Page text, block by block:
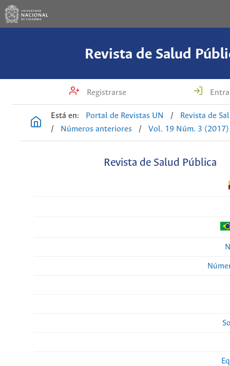
Revista de Salud
Registrarse
Está en: Portal de Revistas UN /
Revista de
/
Números anteriores / Vol. 19 Núm. 3 (2017)
Revista de Salud Pública